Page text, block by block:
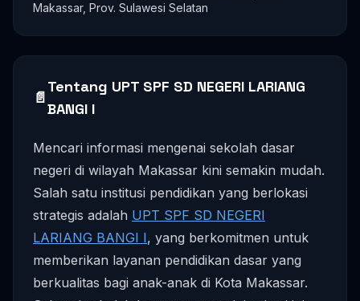
Makassar, Prov. Sulawesi Selatan
📄
Tentang UPT SPF SD NEGERI LARIANG
BANGI I
Mencari informasi mengenai sekolah dasar
negeri di wilayah Makassar kini semakin mudah.
Salah satu institusi pendidikan yang berlokasi
strategis adalah UPT SPF SD NEGERI
LARIANG BANGI I, yang berkomitmen untuk
memberikan layanan pendidikan dasar yang
berkualitas bagi anak-anak di Kota Makassar.